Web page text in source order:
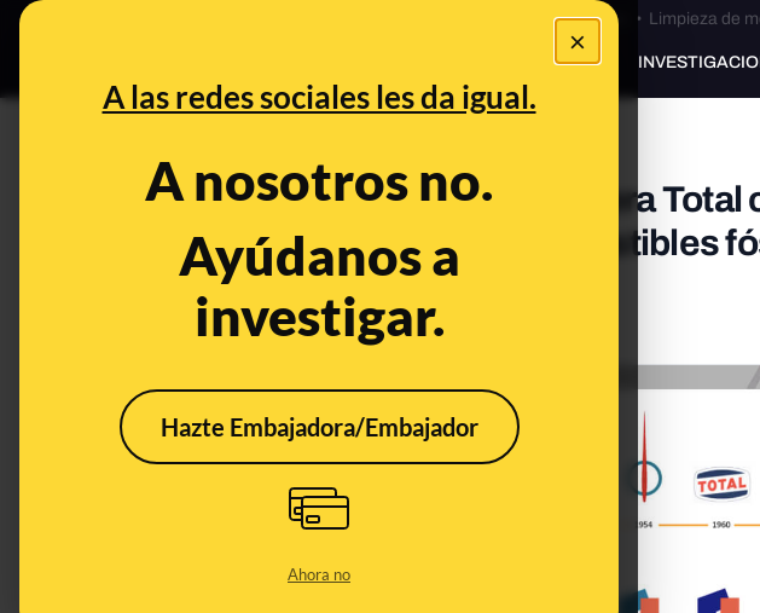
×
A las redes sociales les da igual.
A nosotros no.
Ayúdanos a
investigar.
Hazte Embajadora/Embajador
Ahora no
Bulos Ceuta • Limpieza de
PREBUNKING
El estudio que afirma que la petrolera Total
consecuencias de quemar combustibles
dudas sobre el cambio climático
Empresas